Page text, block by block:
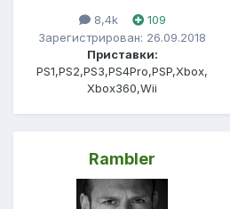
8,4k
109
Зарегистрирован: 26.09.2018
Приставки:
PS1,PS2,PS3,PS4Pro,PSP,Xbox,
Xbox360,Wii
Rambler